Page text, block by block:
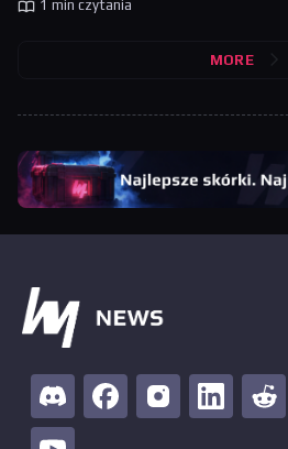
1 min czytania
MORE